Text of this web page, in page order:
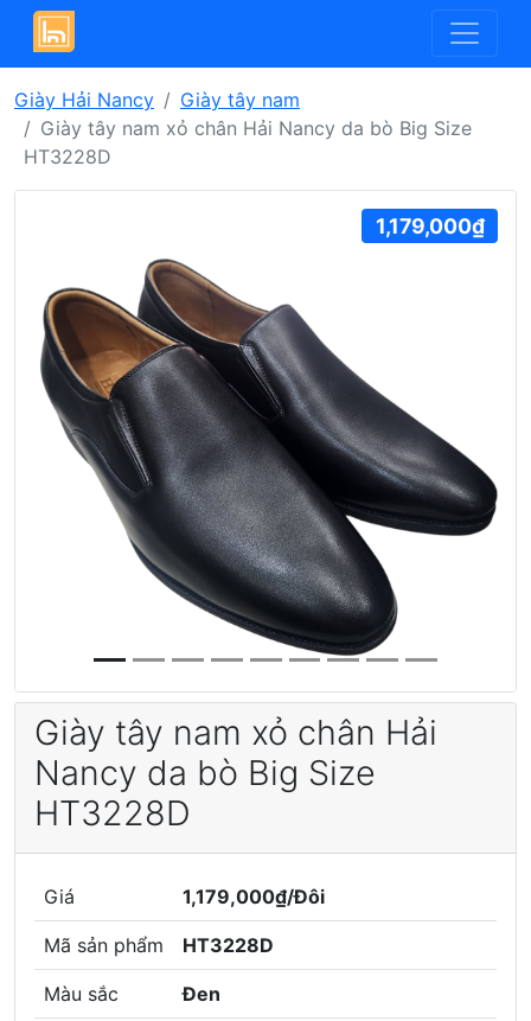
Giày Hải Nancy
Giày tây nam
Giày tây nam xỏ chân Hải Nancy da bò Big Size
HT3228D
Previous
1,179,000₫
Giày tây nam xỏ chân Hải
Nancy da bò Big Size
HT3228D
Giá 1,179,000₫/Đôi
Mã sản phẩm HT3228D
Màu sắc Đen